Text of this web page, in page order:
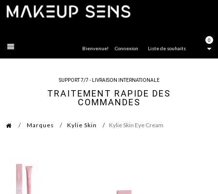
0
Liste de souhaits
Bienvenue! Connexion
SUPPORT 7/7 - LIVRAISON INTERNATIONALE
TRAITEMENT RAPIDE DES
COMMANDES
Marques Kylie Skin Kylie Skin Eye Cream